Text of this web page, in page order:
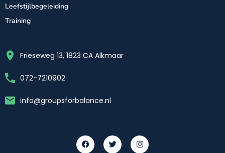
Leefstijlbegeleiding
Training
Frieseweg 13, 1823 CA Alkmaar
072-7210902
info@groupsforbalance.nl